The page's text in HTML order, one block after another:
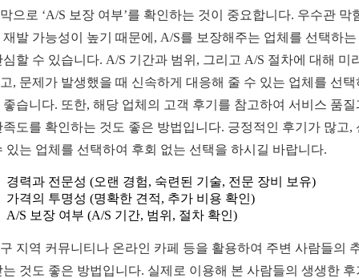
으로 ‘A/S 보장 여부’를 확인하는 것이 중요합니다. 우수관 막
재발 가능성이 높기 때문에, A/S를 보장해주는 업체를 선택하는
심할 수 있습니다. A/S 기간과 범위, 그리고 A/S 절차에 대해 미
, 문제가 발생했을 때 신속하게 대응해 줄 수 있는 업체를 선택
좋습니다. 또한, 해당 업체의 고객 후기를 참고하여 서비스 품질
족도를 확인하는 것도 좋은 방법입니다. 긍정적인 후기가 많고,
있는 업체를 선택하여 후회 없는 선택을 하시길 바랍니다.
경력과 전문성 (오랜 경험, 숙련된 기술, 전문 장비 보유)
가격의 투명성 (명확한 견적, 추가 비용 확인)
A/S 보장 여부 (A/S 기간, 범위, 절차 확인)
지역 커뮤니티나 온라인 카페 등을 활용하여 주변 사람들의
는 것도 좋은 방법입니다. 실제로 이용해 본 사람들의 생생한 후